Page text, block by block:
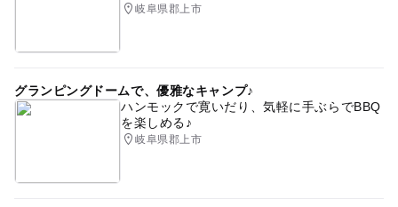
岐阜県郡上市
グランピングドームで、優雅なキャンプ♪
ハンモックで寛いだり、気軽に手ぶらでBBQ
を楽しめる♪
岐阜県郡上市